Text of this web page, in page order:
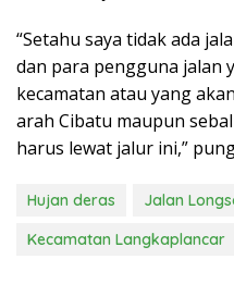
“Setahu saya tidak ada
dan para pengguna jalan
kecamatan atau yang
arah Cibatu maupun
harus lewat jalur ini,”
Hujan deras
Jalan
Kecamatan Langkaplancar